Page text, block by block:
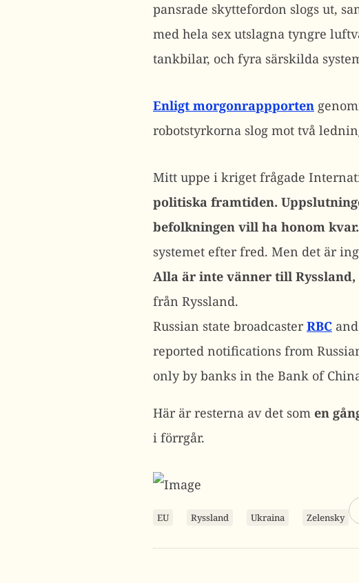
pansrade skyttefordon slogs ut,
med hela sex utslagna tyngre
tankbilar, och fyra särskilda
Enligt morgonrappporten
robotstyrkorna slog mot två
Mitt uppe i kriget frågade
politiska framtiden.
befolkningen vill ha honom kvar.
systemet efter fred. Men det är
Alla är inte vänner till Ryssland,
från Ryssland.
Russian state broadcasterRBC and
reported notifications from
only by banks in the Bank of
Här är resterna av det som en
i förrgår.
EU Ryssland Ukraina Zelensky